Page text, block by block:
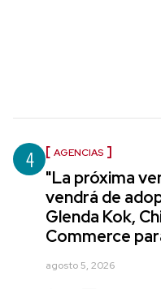
4 AGENCIAS
"La próxima
vendrá de
Glenda Kok,
Commerce
agosto 5, 2026